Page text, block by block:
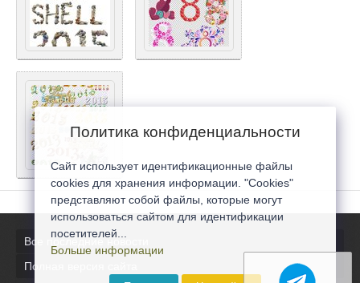
Все последние новости
Полная версия сайта
Политика конфиденциальности
Сайт использует идентификационные файлы
cookies для хранения информации. "Cookies"
представляют собой файлы, которые могут
использоваться сайтом для идентификации
посетителей...
Больше информации